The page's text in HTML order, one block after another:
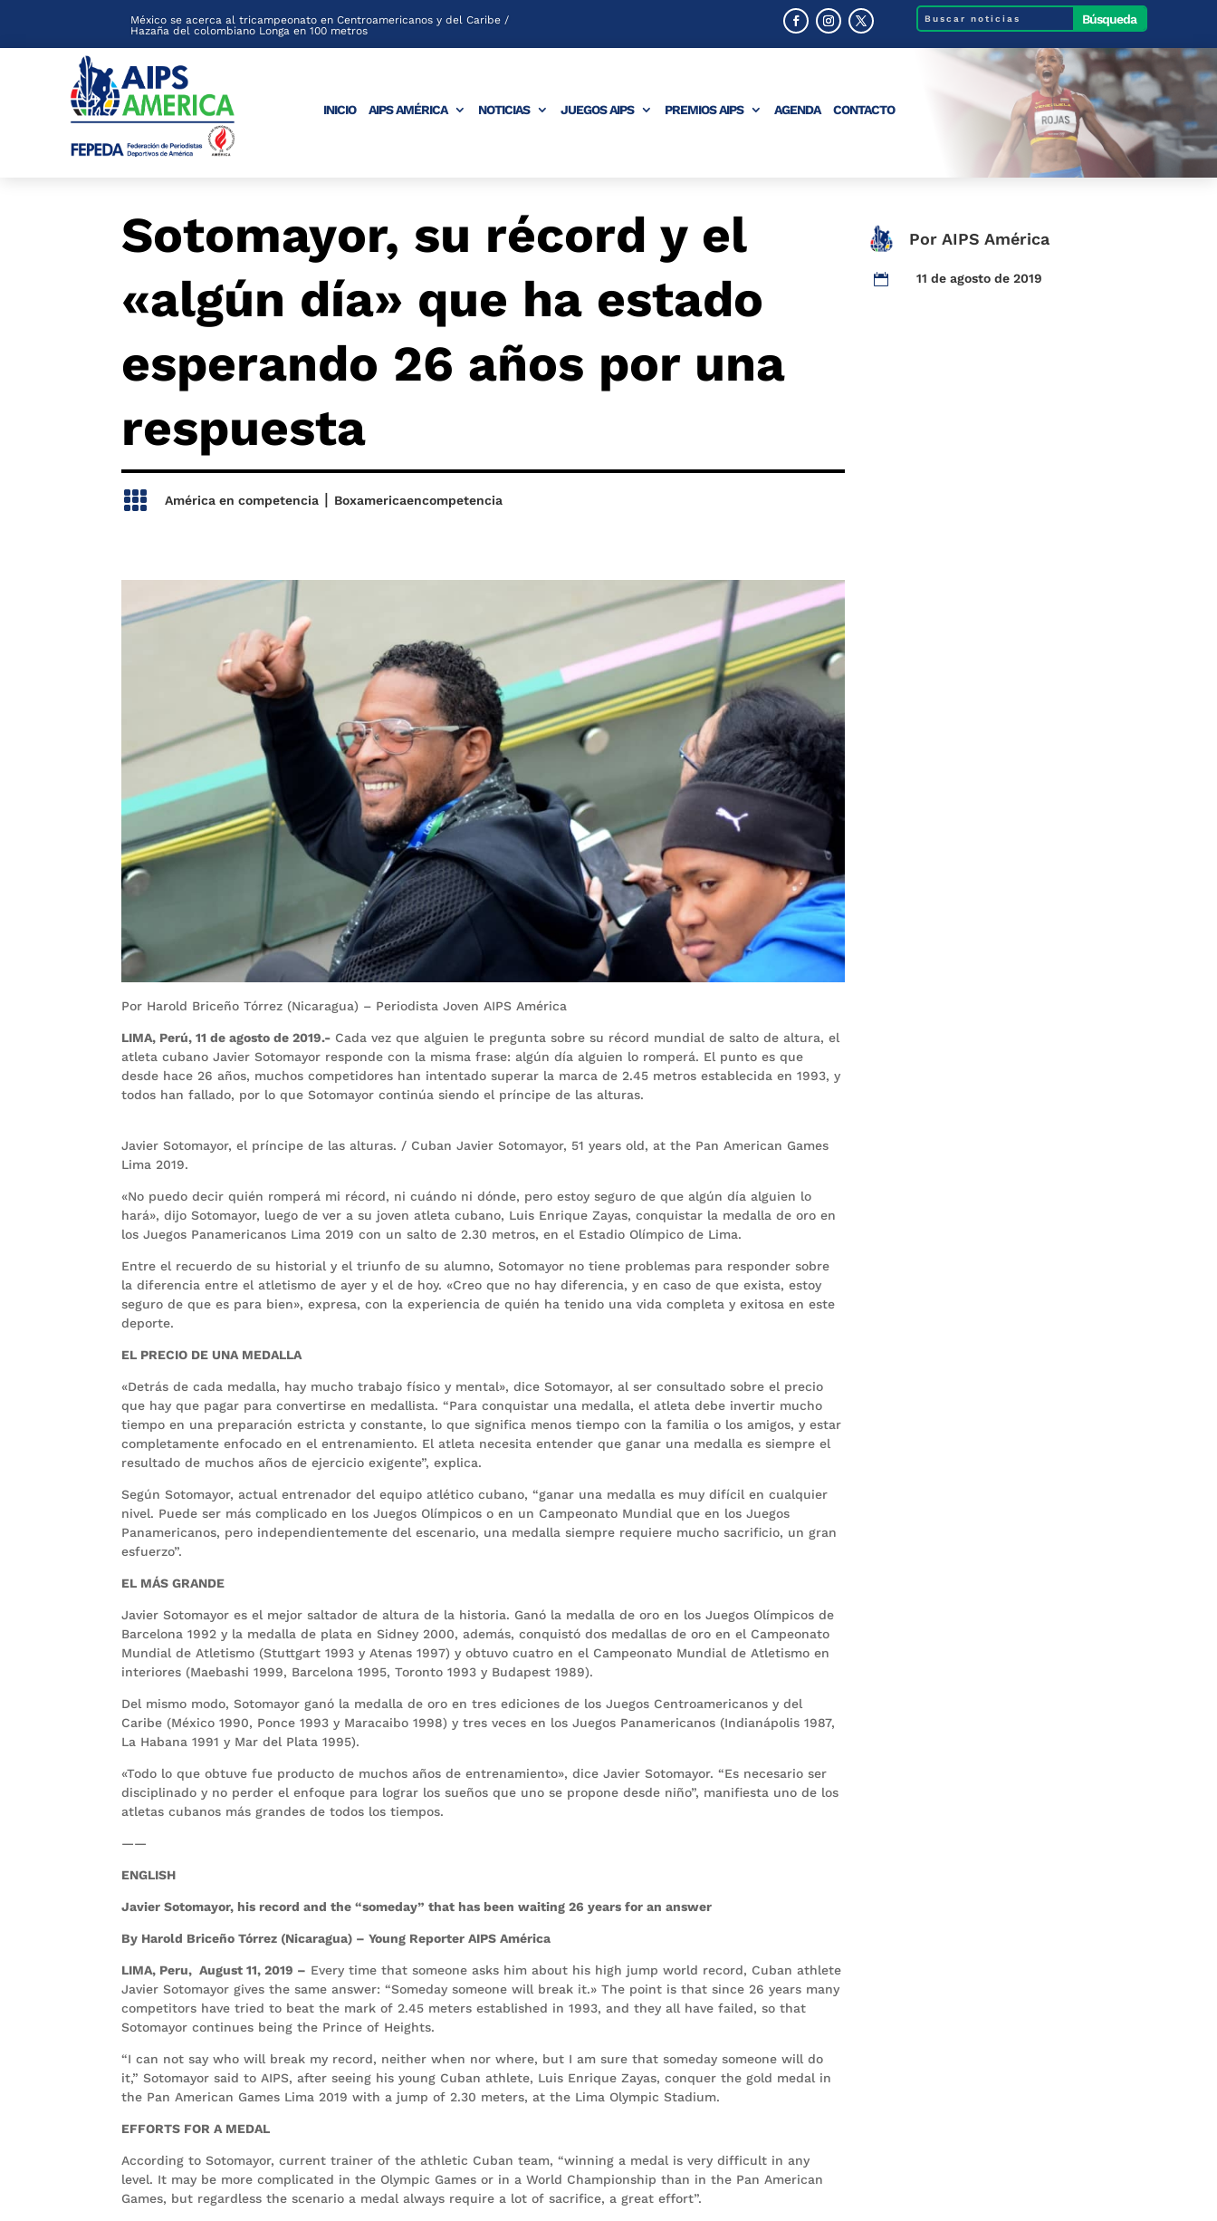
México se acerca al tricampeonato en Centroamericanos y del Caribe /
Hazaña del colombiano Longa en 100 metros
INICIO AIPS AMÉRICA NOTICIAS JUEGOS AIPS PREMIOS AIPS AGENDA CONTACTO
Sotomayor, su récord y el
«algún día» que ha estado
esperando 26 años por una
respuesta
 América en competencia| Boxamericaencompetencia
Por AIPS América
 11 de agosto de 2019
Por Harold Briceño Tórrez (Nicaragua) – Periodista Joven AIPS América
LIMA, Perú, 11 de agosto de 2019.- Cada vez que alguien le pregunta sobre su récord mundial de salto de altura, el
atleta cubano Javier Sotomayor responde con la misma frase: algún día alguien lo romperá. El punto es que
desde hace 26 años, muchos competidores han intentado superar la marca de 2.45 metros establecida en 1993, y
todos han fallado, por lo que Sotomayor continúa siendo el príncipe de las alturas.
Javier Sotomayor, el príncipe de las alturas. / Cuban Javier Sotomayor, 51 years old, at the Pan American Games
Lima 2019.
«No puedo decir quién romperá mi récord, ni cuándo ni dónde, pero estoy seguro de que algún día alguien lo
hará», dijo Sotomayor, luego de ver a su joven atleta cubano, Luis Enrique Zayas, conquistar la medalla de oro en
los Juegos Panamericanos Lima 2019 con un salto de 2.30 metros, en el Estadio Olímpico de Lima.
Entre el recuerdo de su historial y el triunfo de su alumno, Sotomayor no tiene problemas para responder sobre
la diferencia entre el atletismo de ayer y el de hoy. «Creo que no hay diferencia, y en caso de que exista, estoy
seguro de que es para bien», expresa, con la experiencia de quién ha tenido una vida completa y exitosa en este
deporte.
EL PRECIO DE UNA MEDALLA
«Detrás de cada medalla, hay mucho trabajo físico y mental», dice Sotomayor, al ser consultado sobre el precio
que hay que pagar para convertirse en medallista. “Para conquistar una medalla, el atleta debe invertir mucho
tiempo en una preparación estricta y constante, lo que significa menos tiempo con la familia o los amigos, y estar
completamente enfocado en el entrenamiento. El atleta necesita entender que ganar una medalla es siempre el
resultado de muchos años de ejercicio exigente”, explica.
Según Sotomayor, actual entrenador del equipo atlético cubano, “ganar una medalla es muy difícil en cualquier
nivel. Puede ser más complicado en los Juegos Olímpicos o en un Campeonato Mundial que en los Juegos
Panamericanos, pero independientemente del escenario, una medalla siempre requiere mucho sacrificio, un gran
esfuerzo”.
EL MÁS GRANDE
Javier Sotomayor es el mejor saltador de altura de la historia. Ganó la medalla de oro en los Juegos Olímpicos de
Barcelona 1992 y la medalla de plata en Sidney 2000, además, conquistó dos medallas de oro en el Campeonato
Mundial de Atletismo (Stuttgart 1993 y Atenas 1997) y obtuvo cuatro en el Campeonato Mundial de Atletismo en
interiores (Maebashi 1999, Barcelona 1995, Toronto 1993 y Budapest 1989).
Del mismo modo, Sotomayor ganó la medalla de oro en tres ediciones de los Juegos Centroamericanos y del
Caribe (México 1990, Ponce 1993 y Maracaibo 1998) y tres veces en los Juegos Panamericanos (Indianápolis 1987,
La Habana 1991 y Mar del Plata 1995).
«Todo lo que obtuve fue producto de muchos años de entrenamiento», dice Javier Sotomayor. “Es necesario ser
disciplinado y no perder el enfoque para lograr los sueños que uno se propone desde niño”, manifiesta uno de los
atletas cubanos más grandes de todos los tiempos.
——
ENGLISH
Javier Sotomayor, his record and the “someday” that has been waiting 26 years for an answer
By Harold Briceño Tórrez (Nicaragua) – Young Reporter AIPS América
LIMA, Peru, August 11, 2019 – Every time that someone asks him about his high jump world record, Cuban athlete
Javier Sotomayor gives the same answer: “Someday someone will break it.» The point is that since 26 years many
competitors have tried to beat the mark of 2.45 meters established in 1993, and they all have failed, so that
Sotomayor continues being the Prince of Heights.
“I can not say who will break my record, neither when nor where, but I am sure that someday someone will do
it,” Sotomayor said to AIPS, after seeing his young Cuban athlete, Luis Enrique Zayas, conquer the gold medal in
the Pan American Games Lima 2019 with a jump of 2.30 meters, at the Lima Olympic Stadium.
EFFORTS FOR A MEDAL
According to Sotomayor, current trainer of the athletic Cuban team, “winning a medal is very difficult in any
level. It may be more complicated in the Olympic Games or in a World Championship than in the Pan American
Games, but regardless the scenario a medal always require a lot of sacrifice, a great effort”.